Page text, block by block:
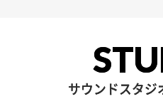
サウンドスタジ